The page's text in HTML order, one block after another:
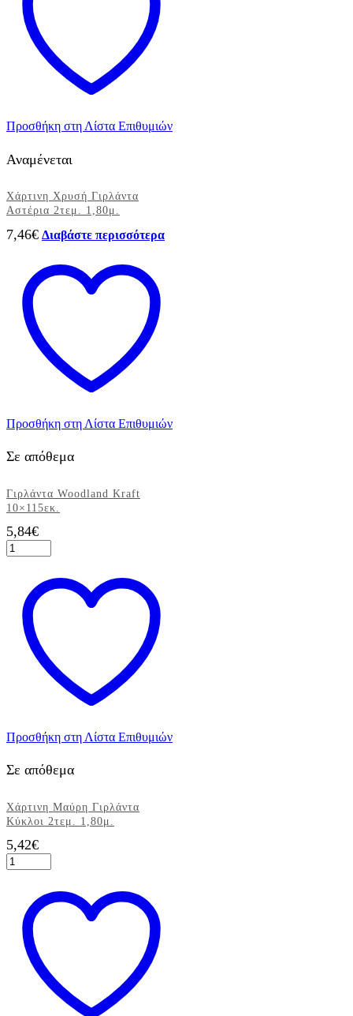
Προσθήκη στη Λίστα Επιθυμιών
Αναμένεται
Χάρτινη Χρυσή Γιρλάντα
Αστέρια 2τεμ. 1,80μ.
7,46€ Διαβάστε περισσότερα
Προσθήκη στη Λίστα Επιθυμιών
Σε απόθεμα
Γιρλάντα Woodland Kraft
10×115εκ.
5,84€
Γιρλάντα
Woodland
10x115εκ.
ποσότητα
Προσθήκη στη Λίστα Επιθυμιών
Σε απόθεμα
Χάρτινη Μαύρη Γιρλάντα
Κύκλοι 2τεμ. 1,80μ.
5,42€
Χάρτινη
Μαύρη
Κύκλοι
2τεμ.
1,80μ.
ποσότητα